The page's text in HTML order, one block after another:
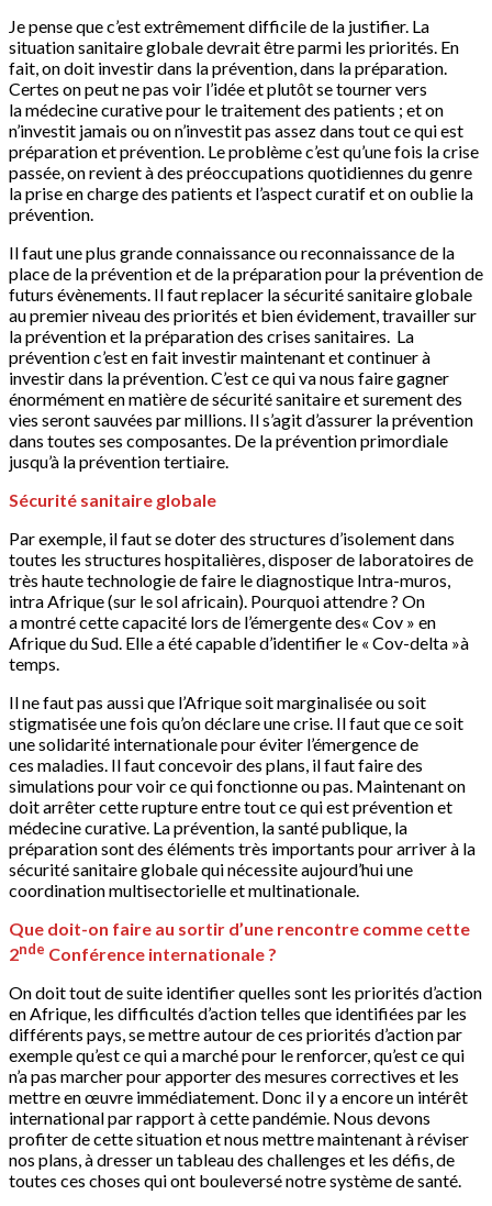
Je pense que c’est extrêmement difficile de la justifier. La
situation sanitaire globale devrait être parmi les priorités. En
fait, on doit investir dans la prévention, dans la préparation.
Certes on peut ne pas voir l’idée et plutôt se tourner vers
la médecine curative pour le traitement des patients ; et on
n’investit jamais ou on n’investit pas assez dans tout ce qui est
préparation et prévention. Le problème c’est qu’une fois la crise
passée, on revient à des préoccupations quotidiennes du genre
la prise en charge des patients et l’aspect curatif et on oublie la
prévention.
Il faut une plus grande connaissance ou reconnaissance de la
place de la prévention et de la préparation pour la prévention de
futurs évènements. Il faut replacer la sécurité sanitaire globale
au premier niveau des priorités et bien évidement, travailler sur
la prévention et la préparation des crises sanitaires. La
prévention c’est en fait investir maintenant et continuer à
investir dans la prévention. C’est ce qui va nous faire gagner
énormément en matière de sécurité sanitaire et surement des
vies seront sauvées par millions. Il s’agit d’assurer la prévention
dans toutes ses composantes. De la prévention primordiale
jusqu’à la prévention tertiaire.
Sécurité sanitaire globale
Par exemple, il faut se doter des structures d’isolement dans
toutes les structures hospitalières, disposer de laboratoires de
très haute technologie de faire le diagnostique Intra-muros,
intra Afrique (sur le sol africain). Pourquoi attendre ? On
a montré cette capacité lors de l’émergente des« Cov » en
Afrique du Sud. Elle a été capable d’identifier le « Cov-delta »à
temps.
Il ne faut pas aussi que l’Afrique soit marginalisée ou soit
stigmatisée une fois qu’on déclare une crise. Il faut que ce soit
une solidarité internationale pour éviter l’émergence de
ces maladies. Il faut concevoir des plans, il faut faire des
simulations pour voir ce qui fonctionne ou pas. Maintenant on
doit arrêter cette rupture entre tout ce qui est prévention et
médecine curative. La prévention, la santé publique, la
préparation sont des éléments très importants pour arriver à la
sécurité sanitaire globale qui nécessite aujourd’hui une
coordination multisectorielle et multinationale.
Que doit-on faire au sortir d’une rencontre comme cette
2nde Conférence internationale ?
On doit tout de suite identifier quelles sont les priorités d’action
en Afrique, les difficultés d’action telles que identifiées par les
différents pays, se mettre autour de ces priorités d’action par
exemple qu’est ce qui a marché pour le renforcer, qu’est ce qui
n’a pas marcher pour apporter des mesures correctives et les
mettre en œuvre immédiatement. Donc il y a encore un intérêt
international par rapport à cette pandémie. Nous devons
profiter de cette situation et nous mettre maintenant à réviser
nos plans, à dresser un tableau des challenges et les défis, de
toutes ces choses qui ont bouleversé notre système de santé.